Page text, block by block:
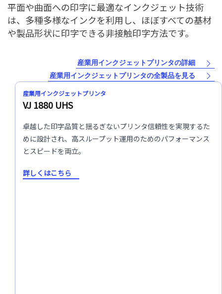
平面や曲面への印字に最適なインクジェット技術
は、多種多様なインクを利用し、ほぼすべての基材
や製品形状に印字できる非接触印字方法です。
産業用インクジェットプリンタの詳細
産業用インクジェットプリンタの全製品を見る
産業用インクジェットプリンタ
VJ 1880 UHS
卓越した印字品質と揺るぎないプリンタ信頼性を実現するた
めに設計され、高スループット運用のためのパフォーマンス
とスピードを両立。
詳しくはこちら